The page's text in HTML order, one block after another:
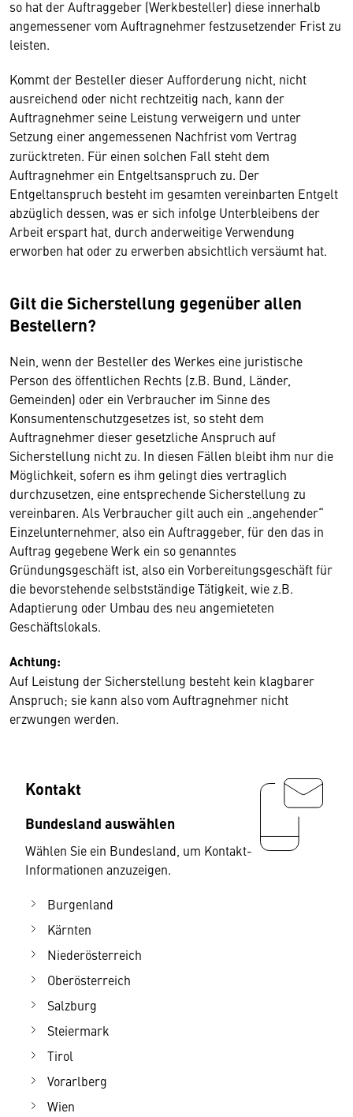
so hat der Auftraggeber (Werkbesteller) diese innerhalb
angemessener vom Auftragnehmer festzusetzender Frist zu
leisten.
Kommt der Besteller dieser Aufforderung nicht, nicht
ausreichend oder nicht rechtzeitig nach, kann der
Auftragnehmer seine Leistung verweigern und unter
Setzung einer angemessenen Nachfrist vom Vertrag
zurücktreten. Für einen solchen Fall steht dem
Auftragnehmer ein Entgeltsanspruch zu. Der
Entgeltanspruch besteht im gesamten vereinbarten Entgelt
abzüglich dessen, was er sich infolge Unterbleibens der
Arbeit erspart hat, durch anderweitige Verwendung
erworben hat oder zu erwerben absichtlich versäumt hat.
Gilt die Sicherstellung gegenüber allen
Bestellern?
Nein, wenn der Besteller des Werkes eine juristische
Person des öffentlichen Rechts (z.B. Bund, Länder,
Gemeinden) oder ein Verbraucher im Sinne des
Konsumentenschutzgesetzes ist, so steht dem
Auftragnehmer dieser gesetzliche Anspruch auf
Sicherstellung nicht zu. In diesen Fällen bleibt ihm nur die
Möglichkeit, sofern es ihm gelingt dies vertraglich
durchzusetzen, eine entsprechende Sicherstellung zu
vereinbaren. Als Verbraucher gilt auch ein „angehender“
Einzelunternehmer, also ein Auftraggeber, für den das in
Auftrag gegebene Werk ein so genanntes
Gründungsgeschäft ist, also ein Vorbereitungsgeschäft für
die bevorstehende selbstständige Tätigkeit, wie z.B.
Adaptierung oder Umbau des neu angemieteten
Geschäftslokals.
Achtung:
Auf Leistung der Sicherstellung besteht kein klagbarer
Anspruch; sie kann also vom Auftragnehmer nicht
erzwungen werden.
Kontakt
Bundesland auswählen
Wählen Sie ein Bundesland, um Kontakt-
Informationen anzuzeigen.
Burgenland
Kärnten
Niederösterreich
Oberösterreich
Salzburg
Steiermark
Tirol
Vorarlberg
Wien